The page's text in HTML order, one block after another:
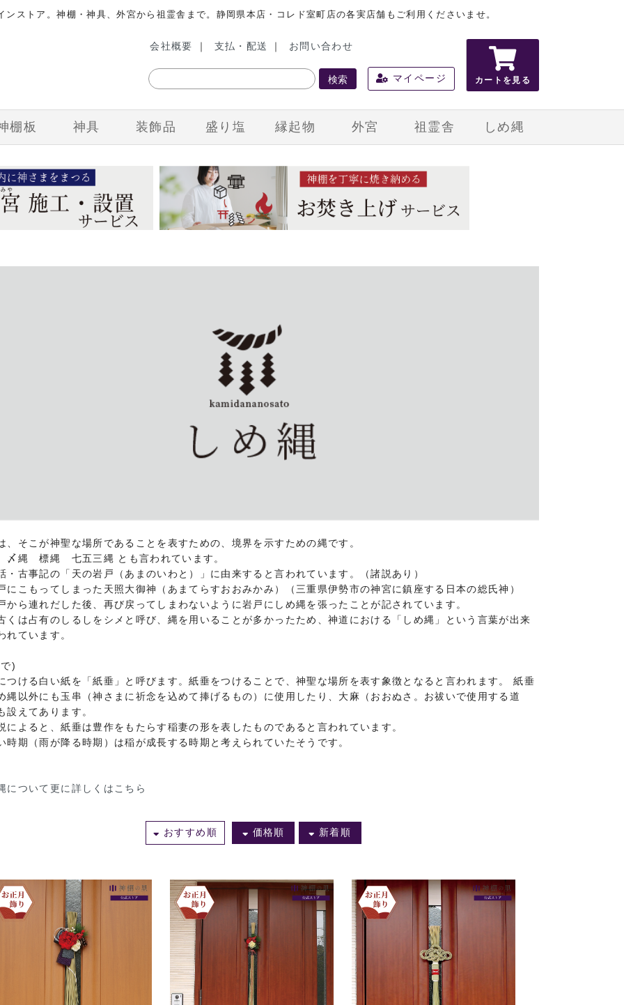
ストア。神棚・神具、外宮から祖霊舎まで。静岡県本店・コレド室町店の各実店舗もご利用くださいませ。
会社概要 支払・配送 お問い合わせ
検索 マイページ カートを見る
棚板 神具 装飾品 盛り塩 縁起物 外宮 祖霊舎 しめ縄
、そこが神聖な場所であることを表すための、境界を示すための縄です。
縄 標縄 七五三縄 とも言われています。
・古事記の「天の岩戸（あまのいわと）」に由来すると言われています。（諸説あり）
にこもってしまった天照大御神（あまてらすおおみかみ）（三重県伊勢市の神宮に鎮座する日本の総氏神）
から連れだした後、再び戻ってしまわないように岩戸にしめ縄を張ったことが記されています。
くは占有のしるしをシメと呼び、縄を用いることが多かったため、神道における「しめ縄」という言葉が出来
れています。
)
つける白い紙を「紙垂」と呼びます。紙垂をつけることで、神聖な場所を表す象徴となると言われます。 紙垂
縄以外にも玉串（神さまに祈念を込めて捧げるもの）に使用したり、大麻（おおぬさ。お祓いで使用する道
設えてあります。
によると、紙垂は豊作をもたらす稲妻の形を表したものであると言われています。
時期（雨が降る時期）は稲が成長する時期と考えられていたそうです。
について更に詳しくはこちら
おすすめ順 価格順 新着順